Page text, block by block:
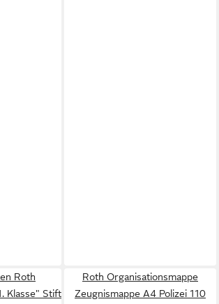
Roth
Klasse" Stift
Roth Organisationsmappe
Zeugnismappe A4 Polizei 110